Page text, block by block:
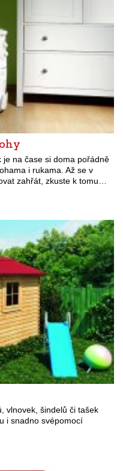
na čase si doma pořádně
i rukama. Až se v
zahřát, zkuste k tomu…
vlnovek, šindelů či tašek
i snadno svépomocí